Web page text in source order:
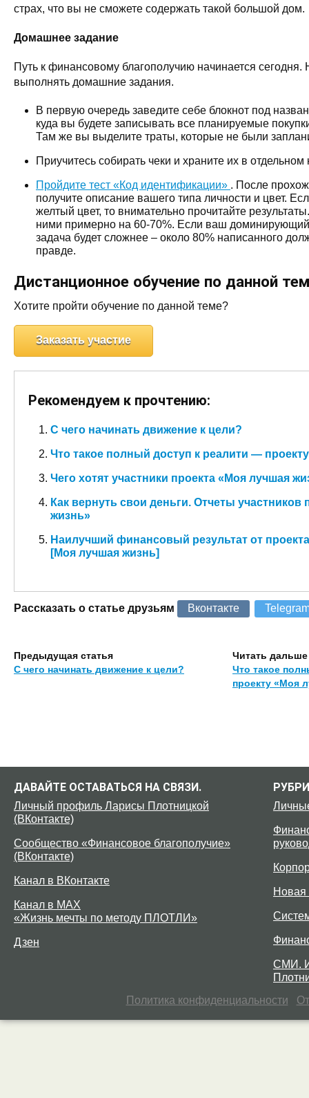
страх, что вы не сможете содержать такой большой дом.
Домашнее задание
Путь к финансовому благополучию начинается сегодня.
выполнять домашние задания.
В первую очередь заведите себе блокнот под
куда вы будете записывать все планируемые
Там же вы выделите траты, которые не были
Приучитесь собирать чеки и храните их в отдельном
Пройдите тест «Код идентификации» . После
получите описание вашего типа личности и цвет.
желтый цвет, то внимательно прочитайте
ними примерно на 60-70%. Если ваш доминирующий
задача будет сложнее – около 80% написанного
правде.
Дистанционное обучение по данной
Хотите пройти обучение по данной теме?
Заказать участие
Рекомендуем к прочтению:
С чего начинать движение к цели?
Что такое полный доступ к реалити —
Чего хотят участники проекта «Моя лучшая
Как вернуть свои деньги. Отчеты участников
жизнь»
Наилучший финансовый результат от
[Моя лучшая жизнь]
Рассказать о статье друзьям Вконтакте
Предыдущая статья
С чего начинать движение к цели?
Читать дальше
Что такое
проекту «Моя
ДАВАЙТЕ ОСТАВАТЬСЯ НА СВЯЗИ.
Личный профиль Ларисы Плотницкой
(ВКонтакте)
Сообщество «Финансовое благополучие»
(ВКонтакте)
Канал в ВКонтакте
Канал в MAX
«Жизнь мечты по методу ПЛОТЛИ»
Дзен
Новая
СМИ.
Политика конфиденциальности